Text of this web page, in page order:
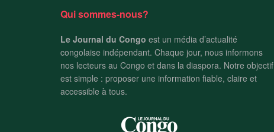
Qui sommes-nous?
Le Journal du Congo est un média d’actualité
congolaise indépendant. Chaque jour, nous informons
nos lecteurs au Congo et dans la diaspora. Notre objectif
est simple : proposer une information fiable, claire et
accessible à tous.